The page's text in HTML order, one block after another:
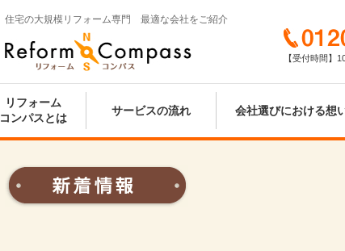
住宅の大規模リフォーム専門 最適な会社をご紹介
ス
0120-949-
【受付時間】
リフォーム
コンパスとは
サービスの流れ 会社選びにおける想